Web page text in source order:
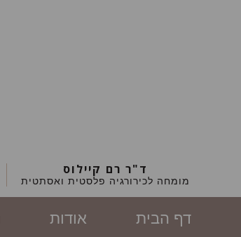
ד"ר רם קיילוס
מומחה לכירורגיה פלסטית ואסתטית
דף הבית אודות